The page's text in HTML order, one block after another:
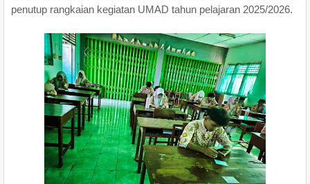
penutup rangkaian kegiatan UMAD tahun pelajaran 2025/2026.